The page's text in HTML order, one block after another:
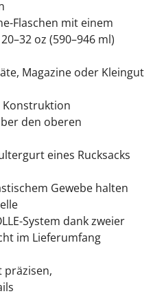
Flaschen mit einem
oz (590–946 ml)
Magazine oder Kleingut
Konstruktion
den oberen
eines Rucksacks
Gewebe halten
System dank zweier
im Lieferumfang
präzisen,